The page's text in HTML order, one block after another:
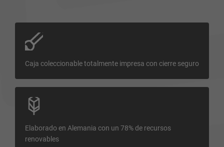
Caja coleccionable totalmente impresa con cierre seguro
Elaborado en Alemania con un 78% de recursos
renovables